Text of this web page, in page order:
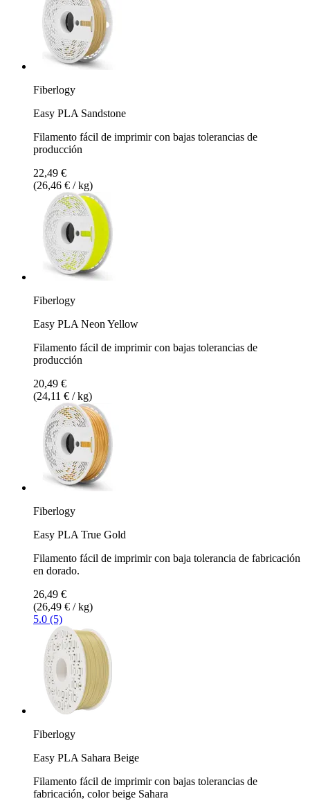
Fiberlogy
Easy PLA Sandstone
Filamento fácil de imprimir con bajas tolerancias de
producción
22,49 €
(26,46 € / kg)
Fiberlogy
Easy PLA Neon Yellow
Filamento fácil de imprimir con bajas tolerancias de
producción
20,49 €
(24,11 € / kg)
Fiberlogy
Easy PLA True Gold
Filamento fácil de imprimir con baja tolerancia de fabricación
en dorado.
26,49 €
(26,49 € / kg)
5.0 (5)
Fiberlogy
Easy PLA Sahara Beige
Filamento fácil de imprimir con bajas tolerancias de
fabricación, color beige Sahara